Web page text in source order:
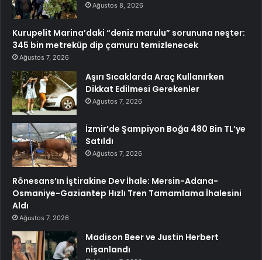
Ağustos 8, 2026
Kurupelit Marina’daki “deniz marulu” sorununa neşter:
345 bin metreküp dip çamuru temizlenecek
Ağustos 7, 2026
Aşırı Sıcaklarda Araç Kullanırken
Dikkat Edilmesi Gerekenler
Ağustos 7, 2026
İzmir’de Şampiyon Boğa 480 Bin TL’ye
Satıldı
Ağustos 7, 2026
Rönesans’ın İştirakine Dev İhale: Mersin-Adana-
Osmaniye-Gaziantep Hızlı Tren Tamamlama İhalesini
Aldı
Ağustos 7, 2026
Madison Beer ve Justin Herbert
nişanlandı